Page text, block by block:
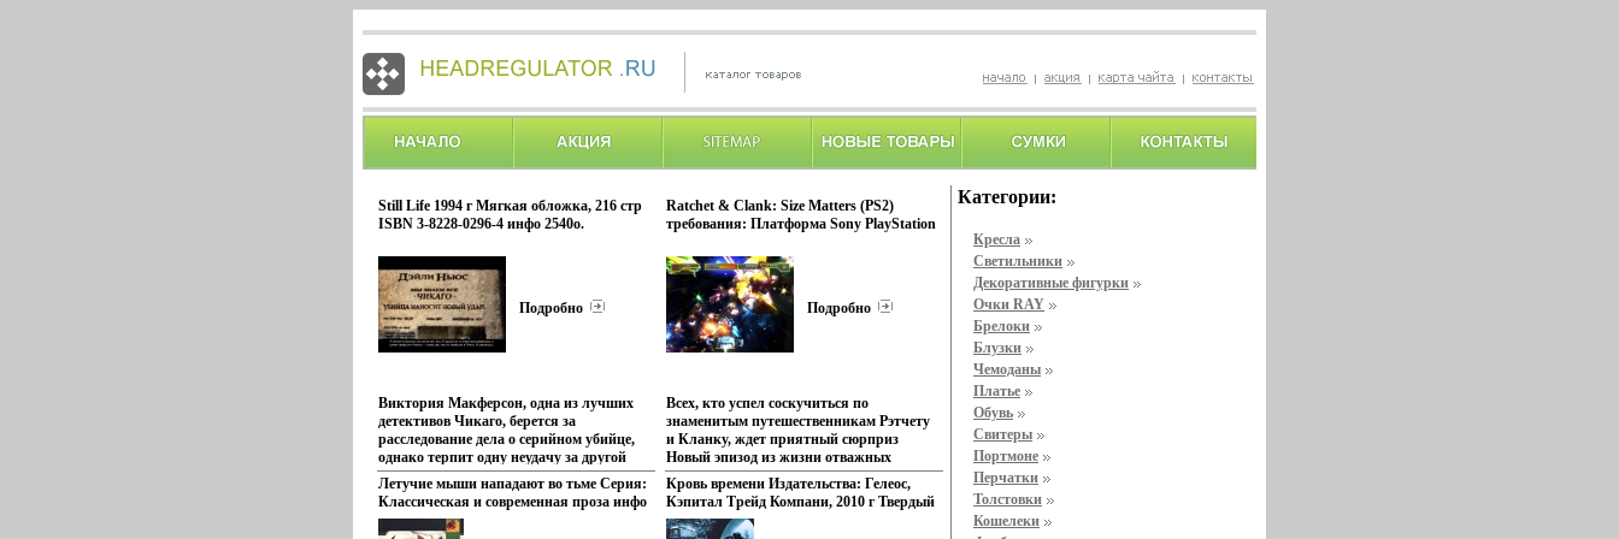
Still Life 1994 г Мягкая обложка, 216 стр
ISBN 3-8228-0296-4 инфо 2540o.
Подробно
Виктория Макферсон, одна из лучших
детективов Чикаго, берется за
расследование дела о серийном убийце,
однако терпит одну неудачу за другой
Совершено уже пять преступлений, а
никаких зацепок до сих пор не
найбыъиадено - маньяк по-прежнему
разгуливает на свободе и выискивает
Летучие мыши нападают во тьме Серия:
Классическая и современная проза инфо
2308p.
Ratchet & Clank: Size Matters (PS2)
требования: Платформа Sony PlayStation
Подробно
Всех, кто успел соскучиться по
знаменитым путешественникам Рэтчету
и Кланку, ждет приятный сюрприз
Новый эпизод из жизни отважных
исследователей космоса открывает путь
к страшным тайнам и захватывающим
приклюбыъгмчениям! Запутанная
история, развивающаяся на фоне
Кровь времени Издательства: Гелеос,
Кэпитал Трейд Компани, 2010 г Твердый
переплет, 416 стр ISBN 978-5-412-00063-3
Категории:
Кресла
Светильники
Декоративные фигурки
Очки RAY
Брелоки
Блузки
Чемоданы
Платье
Обувь
Свитеры
Портмоне
Перчатки
Толстовки
Кошелеки